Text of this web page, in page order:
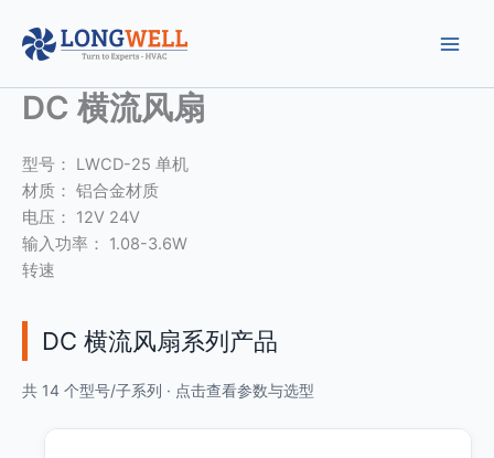
容 DC 横流风扇
型号： LWCD-25 单机
材质： 铝合金材质
电压： 12V 24V
输入功率： 1.08-3.6W
转速
DC 横流风扇系列产品
共 14 个型号/子系列 · 点击查看参数与选型